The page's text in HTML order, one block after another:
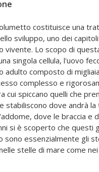
costituisce una
sviluppo, uno dei
vivente. Lo scopo di
singola cellula, l'uovo
adulto composto di
complesso e
cui spiccano quelli che
stabiliscono dove andrà
dove le braccia e
si è scoperto che questi
sono essenzialmente gli
stelle di mare come
il funzionamento e il
andare alle origini della
di recente
del nostro
Progetto Menoma. In
di nuovi dati e
le cellule staminali e
nascita di Dolly,
cervello e della
vita è sempre stato